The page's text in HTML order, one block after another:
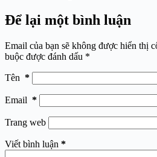
Để lại một bình luận
Email của bạn sẽ không được hiển thị
buộc được đánh dấu *
Tên *
Email *
Trang web
Viết bình luận *